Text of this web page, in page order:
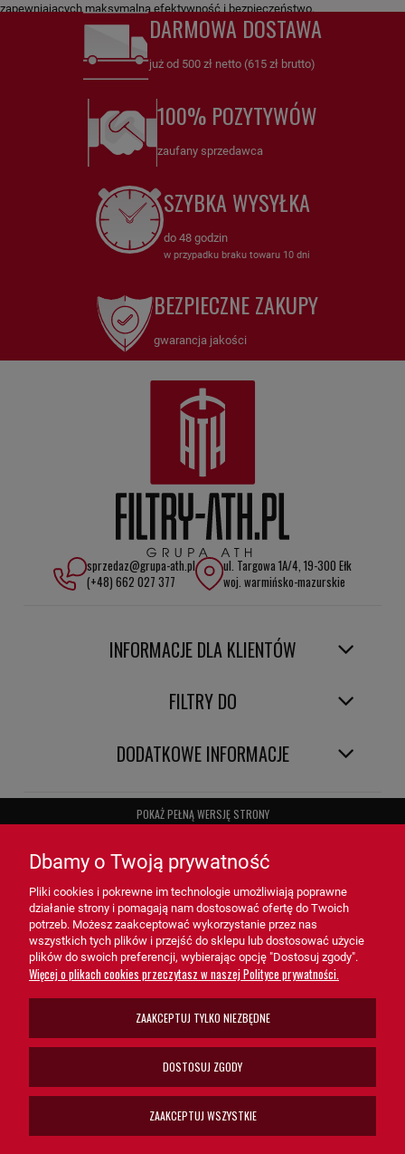
zapewniających maksymalną efektywność i bezpieczeństwo.
DARMOWA DOSTAWA
już od 500 zł netto (615 zł brutto)
100% POZYTYWÓW
zaufany sprzedawca
SZYBKA WYSYŁKA
do 48 godzin
w przypadku braku towaru 10 dni
BEZPIECZNE ZAKUPY
gwarancja jakości
INFORMACJE DLA KLIENTÓW
FILTRY DO
DODATKOWE INFORMACJE
sprzedaz@grupa-ath.pl
(+48) 662 027 377
ul. Targowa 1A/4, 19-300 Ełk
woj. warmińsko-mazurskie
POKAŻ PEŁNĄ WERSJĘ STRONY
Sklep internetowy Shoper.pl
Dbamy o Twoją prywatność
Pliki cookies i pokrewne im technologie umożliwiają poprawne
działanie strony i pomagają nam dostosować ofertę do Twoich
potrzeb. Możesz zaakceptować wykorzystanie przez nas
wszystkich tych plików i przejść do sklepu lub dostosować użycie
plików do swoich preferencji, wybierając opcję "Dostosuj zgody".
Więcej o plikach cookies przeczytasz w naszej Polityce prywatności.
ZAAKCEPTUJ TYLKO NIEZBĘDNE
DOSTOSUJ ZGODY
ZAAKCEPTUJ WSZYSTKIE